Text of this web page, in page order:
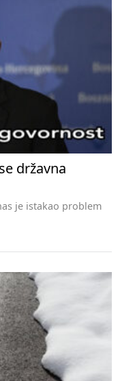
državna
je istakao problem